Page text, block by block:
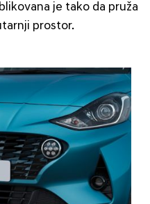
je tako da pruža
prostor.